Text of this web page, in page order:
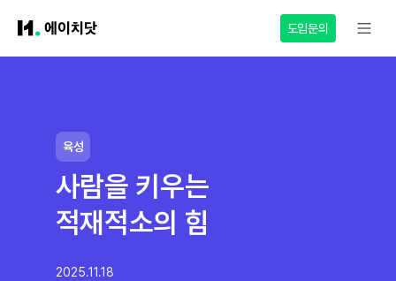
도입문의
육성
사람을 키우는
적재적소의 힘
2025.11.18